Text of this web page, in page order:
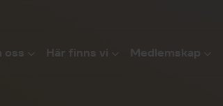
oss Här finns vi Medlemskap